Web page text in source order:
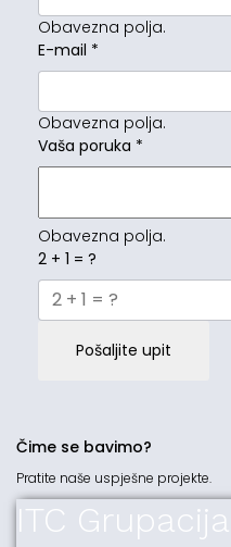
Obavezna polja.
E-mail *
Obavezna polja.
Vaša poruka *
Obavezna polja.
2 + 1 = ?
Pošaljite upit
Čime se bavimo?
Pratite naše uspješne projekte.
ITC Grupacija